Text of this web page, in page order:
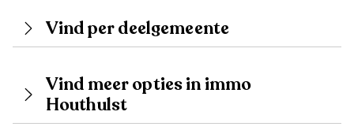
Vind per deelgemeente
Vind meer opties in immo
Houthulst